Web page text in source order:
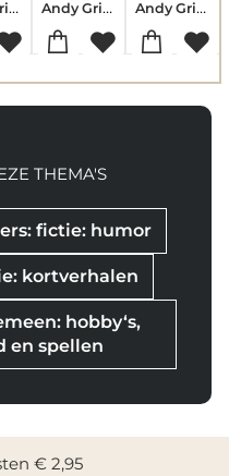
Andy Griffiths-Terry Denton
Andy Griffiths
Andy Griffiths-Terry Denton
fictie: humor
kortverhalen
hobby‘s,
en spellen
THEMA'S
€ 2,95